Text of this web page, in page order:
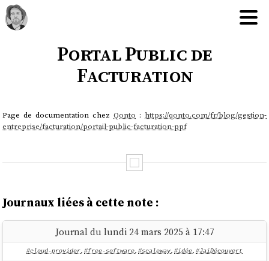
Portal Public de
Facturation
Page de documentation chezQonto : https://qonto.com/fr/blog/gestion-
entreprise/facturation/portail-public-facturation-ppf
Journaux liées à cette note :
Journal du lundi 24 mars 2025 à 17:47
#cloud-provider, #free-software, #scaleway, #idée, #JaiDécouvert